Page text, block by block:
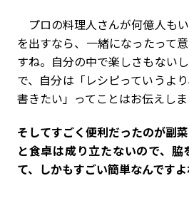
プロの料理人さんが何億人も
を出すなら、一緒になったって
すね。自分の中で楽しさもない
で、自分は「レシピっていうよ
書きたい」ってことはお伝えしま
――そしてすごく便利だったのが副
と食卓は成り立たないので、脇
て、しかもすごい簡単なんですよ